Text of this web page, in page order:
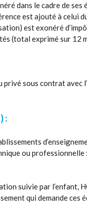
dans le cadre de ses
est ajouté à celui
est exonéré
(total exprimé sur 12
privé sous contrat avec
) :
ou
suivie par l’enfant,
qui demande ces